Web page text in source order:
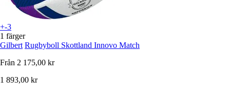
+-3
1 färger
Gilbert Rugbyboll Skottland Innovo Match
Från 2 175,00 kr
1 893,00 kr